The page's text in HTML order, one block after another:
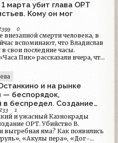
марта убит глава ОРТ
Кому он мог
0
внезапной смерти человека, в
вспоминают, что Владислав
свои последние часы.
Пик» рассказали вчера, что
более задумчивым. Это
новым назначением. Да в день
сказал в ответ на переживания
что у героя передачи мятая
рубашке только в
и на рынке
— беспорядок,
в беспредел. Создание
В. Листьева
1
и ужасный Казнокрады
ОРТ. Убийство В.
выгребная яма? Как появились
«Акулы пера», «Дог-